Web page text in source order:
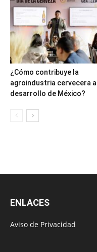
¿Cómo contribuye la
agroindustria cervecera al
desarrollo de México?
ENLACES
Aviso de Privacidad